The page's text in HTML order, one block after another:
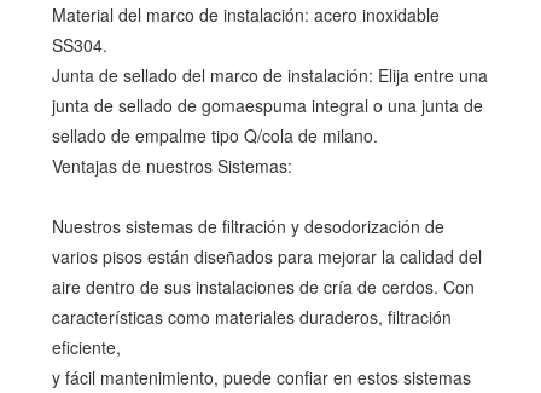
Material del marco de instalación: acero inoxidable
SS304.
Junta de sellado del marco de instalación: Elija entre una
junta de sellado de gomaespuma integral o una junta de
sellado de empalme tipo Q/cola de milano.
Ventajas de nuestros Sistemas:
Nuestros sistemas de filtración y desodorización de
varios pisos están diseñados para mejorar la calidad del
aire dentro de sus instalaciones de cría de cerdos. Con
características como materiales duraderos, filtración
eficiente,
y fácil mantenimiento, puede confiar en estos sistemas